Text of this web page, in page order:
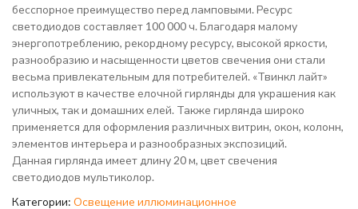
бесспорное преимущество перед ламповыми. Ресурс
светодиодов составляет 100 000 ч. Благодаря малому
энергопотреблению, рекордному ресурсу, высокой яркости,
разнообразию и насыщенности цветов свечения они стали
весьма привлекательным для потребителей. «Твинкл лайт»
используют в качестве елочной гирлянды для украшения как
уличных, так и домашних елей. Также гирлянда широко
применяется для оформления различных витрин, окон, колонн,
элементов интерьера и разнообразных экспозиций.
Данная гирлянда имеет длину 20 м, цвет свечения
светодиодов мультиколор.
Категории: Освещение иллюминационное